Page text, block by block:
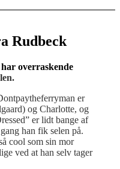
Rudbeck
overraskende
er
og Charlotte, og
er lidt bange af
han fik selen på.
cool som sin mor
ved at han selv tager